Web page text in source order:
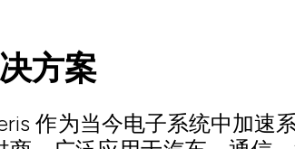
方案
作为当今电子系统中加速